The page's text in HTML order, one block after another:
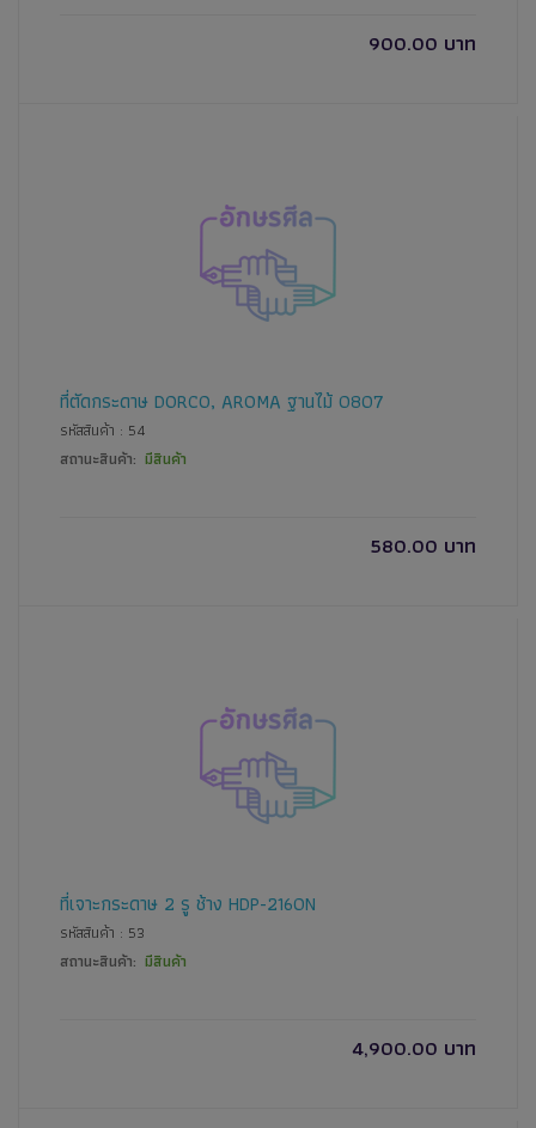
900.00 บาท
ที่ตัดกระดาษ DORCO, AROMA ฐานไม้ 0807
รหัสสินค้า : 54
สถานะสินค้า: มีสินค้า
580.00 บาท
ที่เจาะกระดาษ 2 รู ช้าง HDP-2160N
รหัสสินค้า : 53
สถานะสินค้า: มีสินค้า
4,900.00 บาท